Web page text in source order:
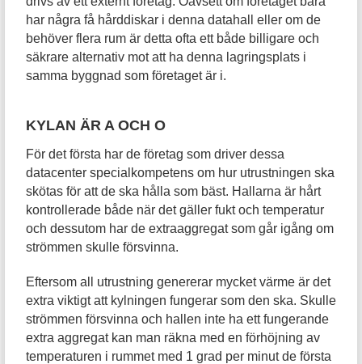
har några få hårddiskar i denna datahall eller om de
behöver flera rum är detta ofta ett både billigare och
säkrare alternativ mot att ha denna lagringsplats i
samma byggnad som företaget är i.
KYLAN ÄR A OCH O
För det första har de företag som driver dessa
datacenter specialkompetens om hur utrustningen ska
skötas för att de ska hålla som bäst. Hallarna är hårt
kontrollerade både när det gäller fukt och temperatur
och dessutom har de extraaggregat som går igång om
strömmen skulle försvinna.
Eftersom all utrustning genererar mycket värme är det
extra viktigt att kylningen fungerar som den ska. Skulle
strömmen försvinna och hallen inte ha ett fungerande
extra aggregat kan man räkna med en förhöjning av
temperaturen i rummet med 1 grad per minut de första